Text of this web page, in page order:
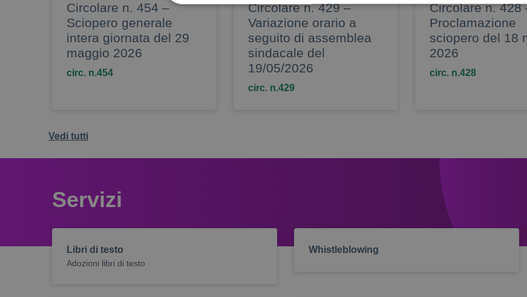
Circolare n. 454 –
Sciopero generale
intera giornata del 29
maggio 2026
circ. n.454
Circolare n. 429 –
Variazione orario a
seguito di assemblea
sindacale del
19/05/2026
circ. n.429
Circolare n. 428
Proclamazione
sciopero del 18
2026
circ. n.428
Vedi tutti
Servizi
Libri di testo
Adozioni libri di testo
Whistleblowing
TECNICI
Sono i cookie che servono a effettuare la navigazione o fornire un servizio richiesto dall’utente. Non
Nome Scadenza Descrizione
Il cookie registra la scelta dell’utente
Il cookie registra la scelta dell’utente
settimana